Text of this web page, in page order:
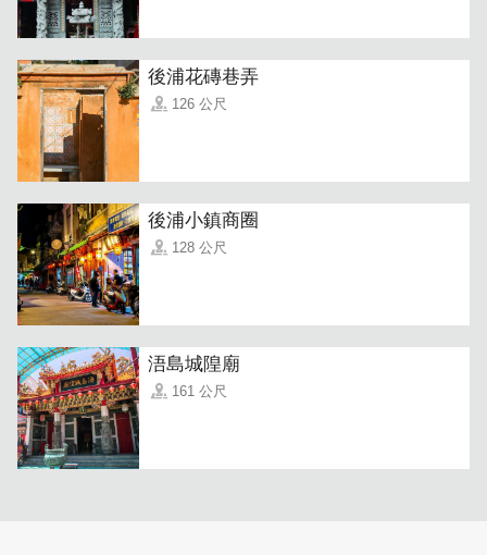
後浦花磚巷弄
126 公尺
後浦小鎮商圈
128 公尺
浯島城隍廟
161 公尺